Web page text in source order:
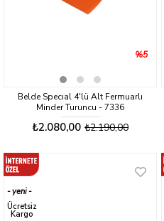
Belde Specıal 4'lü Alt Fermuarlı
Minder Turuncu - 7336
₺2.080,00 ₺2.190,00
%5
yeni
ürün
Ücretsiz
Kargo